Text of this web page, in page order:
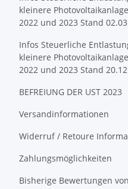
kleinere
2022 und 2023 Stand
Infos Steuerliche
kleinere
2022 und 2023 Stand
BEFREIUNG DER UST 2023
Versandinformationen
Widerruf / Retoure
Zahlungsmöglichkeiten
Bisherige Bewertungen